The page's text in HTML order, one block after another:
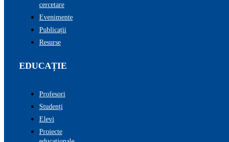
cercetare
Evenimente
Publicații
Resurse
EDUCAȚIE
Profesori
Studenți
Elevi
Proiecte